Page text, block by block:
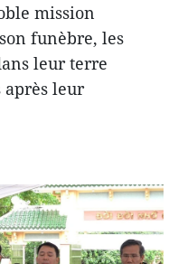
mission
funèbre, les
leur terre
après leur